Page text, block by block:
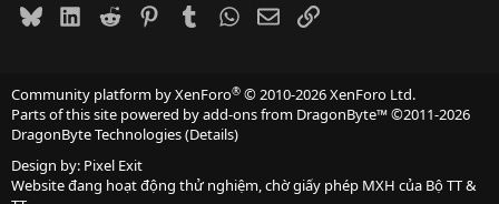
BlueskyLinkedIn
Reddit PinterestTumblrWhatsApp
EmailLink
Community platform by XenForo® © 2010-2026 XenForo Ltd.
Parts of this site powered byadd-ons from DragonByte™©2011-2026
DragonByte Technologies(Details)
Design by: Pixel Exit
Website đang hoạt động thử nghiệm, chờ giấy phép MXH của Bộ TT &